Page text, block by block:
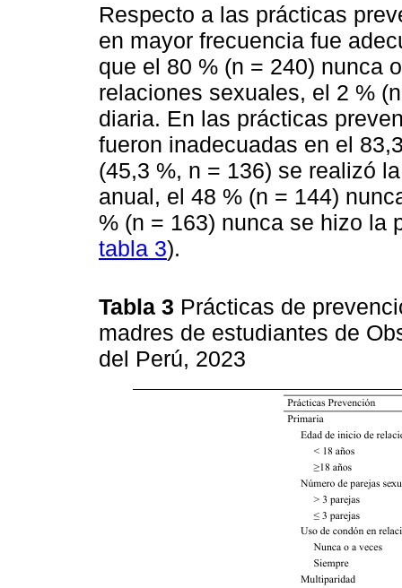
Respecto a las prácticas
en mayor frecuencia fue
que el 80 % (n = 240) nunca
relaciones sexuales, el 2 %
diaria. En las prácticas
fueron inadecuadas en el
(45,3 %, n = 136) se realizó
anual, el 48 % (n = 144)
% (n = 163) nunca se hizo la
tabla 3).
Tabla 3 Prácticas de
madres de estudiantes de
del Perú, 2023